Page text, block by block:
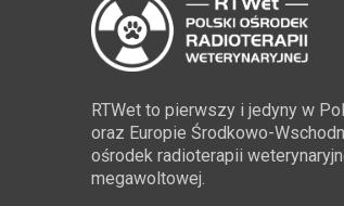
RTWet to pierwszy i jedyny w
oraz Europie Środkowo-
ośrodek radioterapii
megawoltowej.